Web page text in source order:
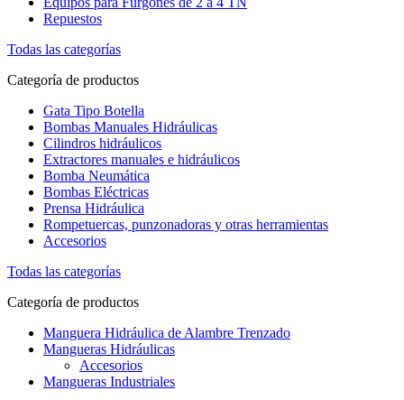
Repuestos
Todas las categorías
Categoría de productos
Gata Tipo Botella
Bombas Manuales Hidráulicas
Cilindros hidráulicos
Extractores manuales e hidráulicos
Bomba Neumática
Bombas Eléctricas
Prensa Hidráulica
Rompetuercas, punzonadoras y otras herramientas
Accesorios
Todas las categorías
Categoría de productos
Manguera Hidráulica de Alambre Trenzado
Mangueras Hidráulicas
Accesorios
Mangueras Industriales